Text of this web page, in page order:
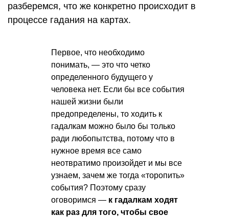
разберемся, что же конкретно происходит в
процессе гадания на картах.
Первое, что необходимо
понимать, — это что четко
определенного будущего у
человека нет. Если бы все события
нашей жизни были
предопределены, то ходить к
гадалкам можно было бы только
ради любопытства, потому что в
нужное время все само
неотвратимо произойдет и мы все
узнаем, зачем же тогда «торопить»
события? Поэтому сразу
оговоримся — к гадалкам ходят
как раз для того, чтобы свое